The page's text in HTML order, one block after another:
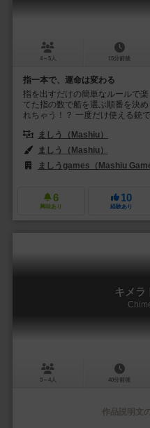
4～5人 15分前後
指一本で、運命は変わる
指を出すだけの簡単なルールで
てた指の数で船を選ぶ順番を決
れちゃう！？ 一度だけ使える銃
ましう（Mashiu）
ましう（Mashiu）
ましうgames（Mashiu
6
興味あり
10
経験あり
キメラ
3～4人 40分前後
作品説明文